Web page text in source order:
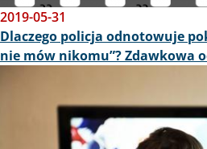
2019-05-31
Dlaczego policja odnotowuje
nie mów nikomu”? Zdawkowa